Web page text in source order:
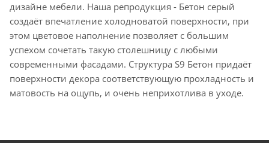
дизайне мебели. Наша репродукция - Бетон серый
создаёт впечатление холодноватой поверхности, при
этом цветовое наполнение позволяет с большим
успехом сочетать такую столешницу с любыми
современными фасадами. Структура S9 Бетон придаёт
поверхности декора соответствующую прохладность и
матовость на ощупь, и очень неприхотлива в уходе.